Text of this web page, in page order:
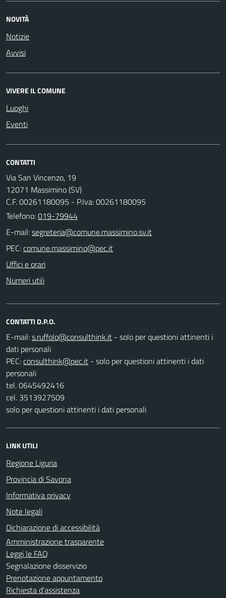
NOVITÀ
Notizie
Avvisi
VIVERE IL COMUNE
Luoghi
Eventi
CONTATTI
Via San Vincenzo, 19
12071 Massimino (SV)
C.F. 00261180095 - P.Iva: 00261180095
Telefono:019-79944
E-mail:
PEC:
Uffici e orari
Numeri utili
CONTATTI D.P.O.
E-mail:
- solo per questioni attinenti i
dati personali
PEC:
- solo per questioni attinenti i dati
personali
tel. 0645492416
cel. 3513927509
solo per questioni attinenti i dati personali
LINK UTILI
Regione Liguria
Provincia di Savona
Informativa privacy
Note legali
Dichiarazione di accessibilità
Amministrazione trasparente
Leggi le FAQ
Segnalazione disservizio
Prenotazione appuntamento
Richiesta d'assistenza